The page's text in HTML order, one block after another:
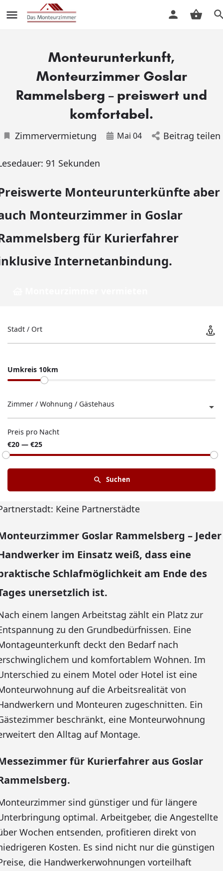
Monteurunterkunft,
Monteurzimmer Goslar
Rammelsberg – preiswert und
komfortabel.
Zimmervermietung Mai 04 Beitrag teilen
91 Sekunden
Monteurunterkünfte aber
Monteurzimmer in Goslar
für Kurierfahrer
Internetanbindung.
Stadt / Ort
Umkreis 10km
Zimmer / Wohnung / Gästehaus
Preis pro Nacht
€20 — €25
Suchen
Keine Partnerstädte
Goslar Rammelsberg – Jeder
im Einsatz weiß, dass eine
Schlafmöglichkeit am Ende des
unersetzlich ist.
einem langen Arbeitstag zählt ein Platz zur
zu den Grundbedürfnissen. Eine
deckt den Bedarf nach
und komfortablem Wohnen. Im
zu einem Motel oder Hotel ist eine
auf die Arbeitsrealität von
und Monteuren zugeschnitten. Ein
beschränkt, eine Monteurwohnung
den Alltag auf Montage.
für Kurierfahrer aus Goslar
sind günstiger und für längere
optimal. Arbeitgeber, die Angestellte
Wochen entsenden, profitieren direkt von
Kosten. Es sind nicht nur die günstigen
die Handwerkerwohnungen vorteilhaft